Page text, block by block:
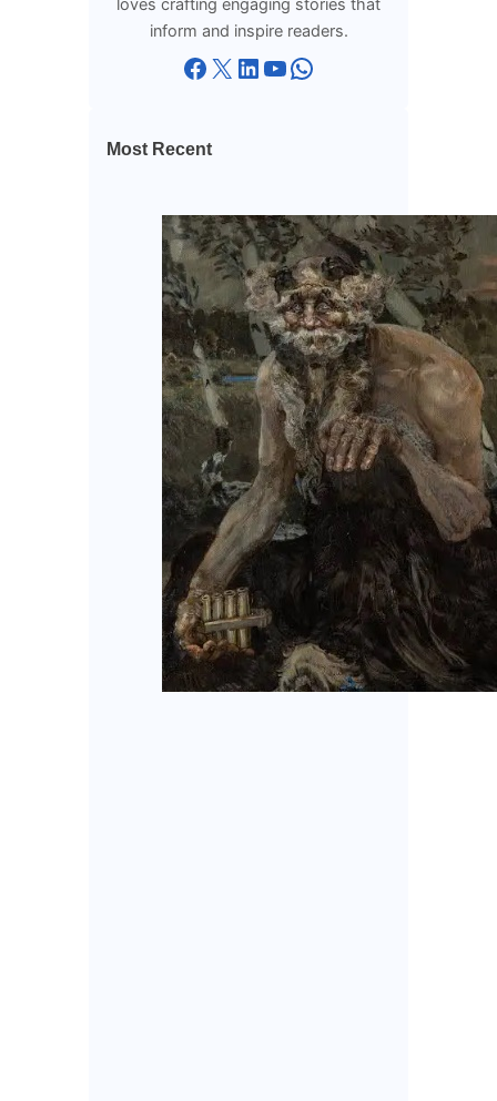
loves crafting engaging stories that
inform and inspire readers.
Facebook X LinkedIn YouTube WhatsApp
Most Recent